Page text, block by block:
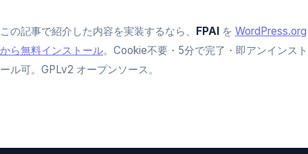
この記事で紹介した内容を実装するなら、 FPAI を WordPress.org
から無料インストール。Cookie不要・5分で完了・即アンインスト
ール可。GPLv2 オープンソース。